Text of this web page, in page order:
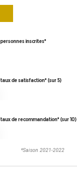
personnes inscrites*
taux de satisfaction* (sur 5)
taux de recommandation* (sur 10)
*Saison 2021-2022